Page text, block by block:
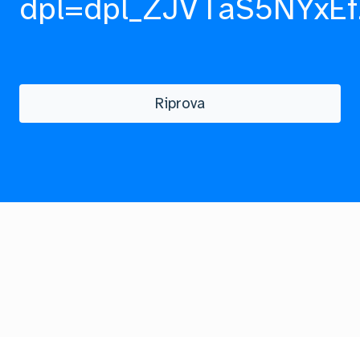
Riprova